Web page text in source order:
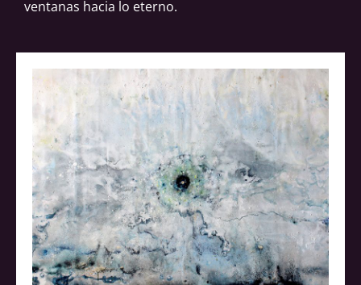
ventanas hacia lo eterno.